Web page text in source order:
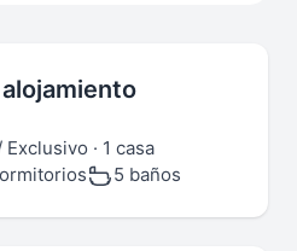
· 1 casa
5 baños